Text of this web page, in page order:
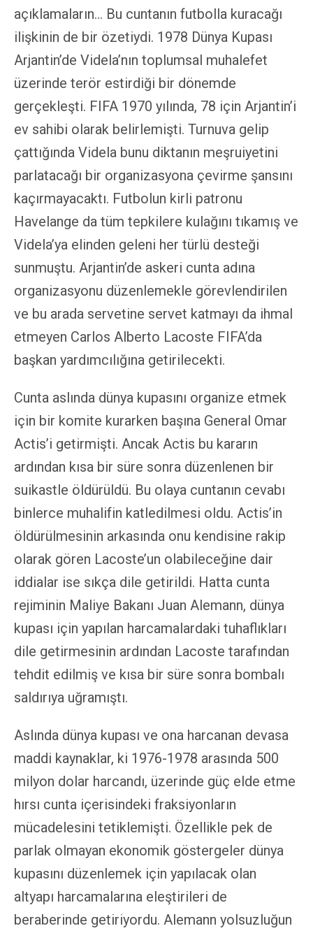
açıklamaların… Bu cuntanın futbolla kuracağı
ilişkinin de bir özetiydi. 1978 Dünya Kupası
Arjantin’de Videla’nın toplumsal muhalefet
üzerinde terör estirdiği bir dönemde
gerçekleşti. FIFA 1970 yılında, 78 için Arjantin’i
ev sahibi olarak belirlemişti. Turnuva gelip
çattığında Videla bunu diktanın meşruiyetini
parlatacağı bir organizasyona çevirme şansını
kaçırmayacaktı. Futbolun kirli patronu
Havelange da tüm tepkilere kulağını tıkamış ve
Videla’ya elinden geleni her türlü desteği
sunmuştu. Arjantin’de askeri cunta adına
organizasyonu düzenlemekle görevlendirilen
ve bu arada servetine servet katmayı da ihmal
etmeyen Carlos Alberto Lacoste FIFA’da
başkan yardımcılığına getirilecekti.
Cunta aslında dünya kupasını organize etmek
için bir komite kurarken başına General Omar
Actis’i getirmişti. Ancak Actis bu kararın
ardından kısa bir süre sonra düzenlenen bir
suikastle öldürüldü. Bu olaya cuntanın cevabı
binlerce muhalifin katledilmesi oldu. Actis’in
öldürülmesinin arkasında onu kendisine rakip
olarak gören Lacoste’un olabileceğine dair
iddialar ise sıkça dile getirildi. Hatta cunta
rejiminin Maliye Bakanı Juan Alemann, dünya
kupası için yapılan harcamalardaki tuhaflıkları
dile getirmesinin ardından Lacoste tarafından
tehdit edilmiş ve kısa bir süre sonra bombalı
saldırıya uğramıştı.
Aslında dünya kupası ve ona harcanan devasa
maddi kaynaklar, ki 1976-1978 arasında 500
milyon dolar harcandı, üzerinde güç elde etme
hırsı cunta içerisindeki fraksiyonların
mücadelesini tetiklemişti. Özellikle pek de
parlak olmayan ekonomik göstergeler dünya
kupasını düzenlemek için yapılacak olan
altyapı harcamalarına eleştirileri de
beraberinde getiriyordu. Alemann yolsuzluğun